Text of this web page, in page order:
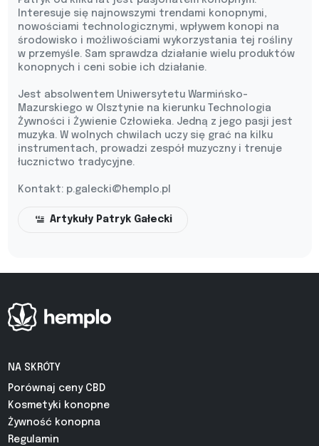
Interesuje się najnowszymi trendami konopnymi,
nowościami technologicznymi, wpływem konopi na
środowisko i możliwościami wykorzystania tej rośliny
w przemyśle. Sam sprawdza działanie wielu produktów
konopnych i ceni sobie ich działanie.
Jest absolwentem Uniwersytetu Warmińsko-
Mazurskiego w Olsztynie na kierunku Technologia
Żywności i Żywienie Człowieka. Jedną z jego pasji jest
muzyka. W wolnych chwilach uczy się grać na kilku
instrumentach, prowadzi zespół muzyczny i trenuje
łucznictwo tradycyjne.
Kontakt: p.galecki@hemplo.pl
Artykuły Patryk Gałecki
NA SKRÓTY
Porównaj ceny CBD
Kosmetyki konopne
Żywność konopna
Regulamin